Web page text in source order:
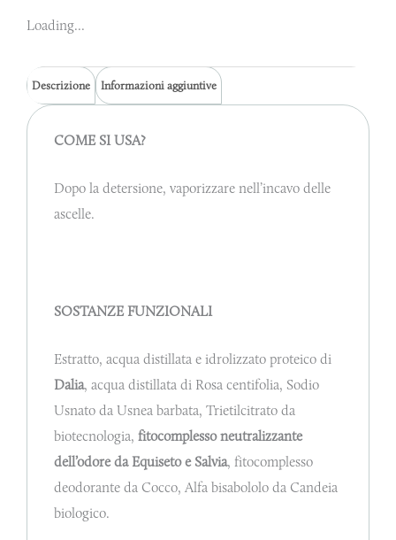
Loading...
Descrizione Informazioni aggiuntive
COME SI USA?
Dopo la detersione, vaporizzare nell’incavo delle
ascelle.
SOSTANZE FUNZIONALI
Estratto, acqua distillata e idrolizzato proteico di
Dalia, acqua distillata di Rosa centifolia, Sodio
Usnato da Usnea barbata, Trietilcitrato da
biotecnologia, fitocomplesso neutralizzante
dell’odore da Equiseto e Salvia, fitocomplesso
deodorante da Cocco, Alfa bisabololo da Candeia
biologico.